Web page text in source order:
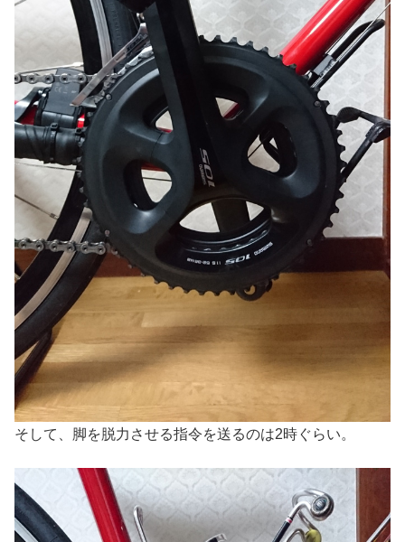
そして、脚を脱力させる指令を送るのは2時ぐらい。